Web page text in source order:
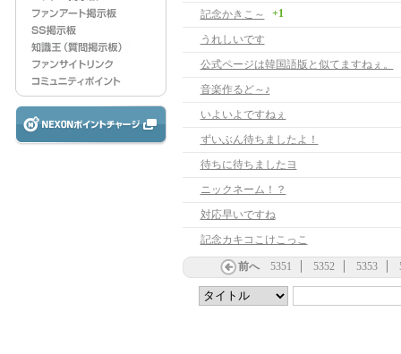
記念かきこ～
+1
うれしいです
公式ページは韓国語版と似てますねぇ。
音楽作るど～♪
いよいよですねぇ
ずいぶん待ちましたよ！
待ちに待ちましたヨ
ニックネーム！？
対応早いですね
記念カキコこけこっこ
前へ 5351 5352 5353